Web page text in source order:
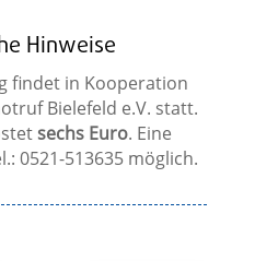
Hinweise
findet in Kooperation
Bielefeld e.V. statt.
sechs Euro. Eine
0521-513635 möglich.